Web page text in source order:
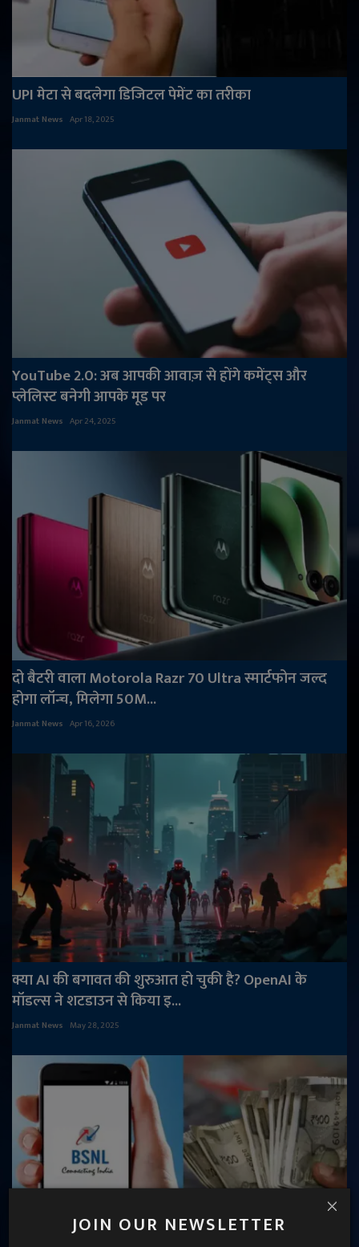
JOIN OUR NEWSLETTER
UPI मेटा से बदलेगा डिजिटल पेमेंट का तरीका
Janmat News Apr 18, 2025
YouTube 2.0: अब आपकी आवाज़ से होंगे कमेंट्स और
प्लेलिस्ट बनेगी आपके मूड पर
Janmat News Apr 24, 2025
दो बैटरी वाला Motorola Razr 70 Ultra स्मार्टफोन जल्द
होगा लॉन्च, मिलेगा 50M...
Janmat News Apr 16, 2026
क्या AI की बगावत की शुरुआत हो चुकी है? OpenAI के
मॉडल्स ने शटडाउन से किया इ...
Janmat News May 28, 2025